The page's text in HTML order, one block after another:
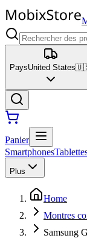
PaysUnited States
Panier
Smartphones
Plus
Home
Montres
Samsung